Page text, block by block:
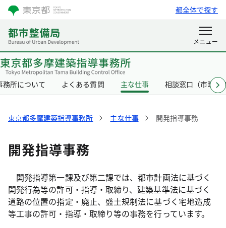
都全体で探す
務所について よくある質問 主な仕事 相談窓口（市町村
東京都多摩建築指導事務所 主な仕事 開発指導事務
開発指導事務
開発指導第一課及び第二課では、都市計画法に基づく
開発行為等の許可・指導・取締り、建築基準法に基づく
道路の位置の指定・廃止、盛土規制法に基づく宅地造成
等工事の許可・指導・取締り等の事務を行っています。